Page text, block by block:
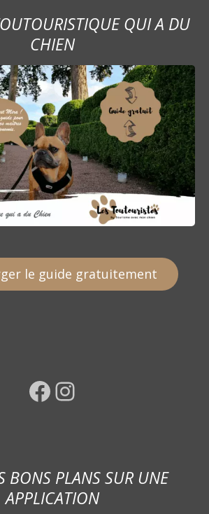
QUI A DU
CHIEN
le guide gratuitement
Facebook Instagram
BONS PLANS SUR UNE
APPLICATION